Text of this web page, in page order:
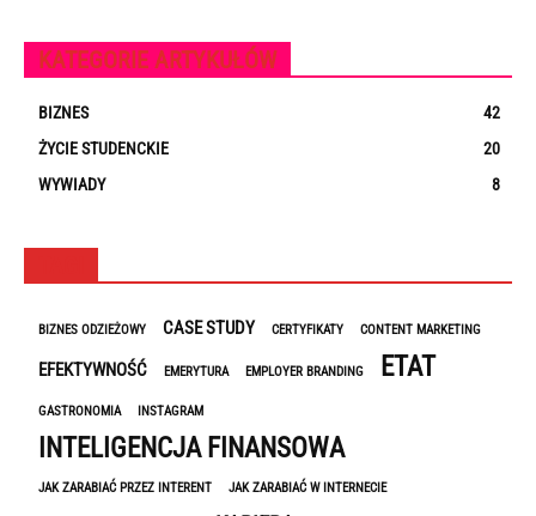
KATEGORIE ARTYKUŁÓW
BIZNES
42
ŻYCIE STUDENCKIE
20
WYWIADY
8
BIZNES ODZIEŻOWY CASE STUDY CERTYFIKATY CONTENT MARKETING
EFEKTYWNOŚĆ EMERYTURA EMPLOYER BRANDING ETAT
GASTRONOMIA INSTAGRAM
INTELIGENCJA FINANSOWA
JAK ZARABIAĆ PRZEZ INTERENT JAK ZARABIAĆ W INTERNECIE